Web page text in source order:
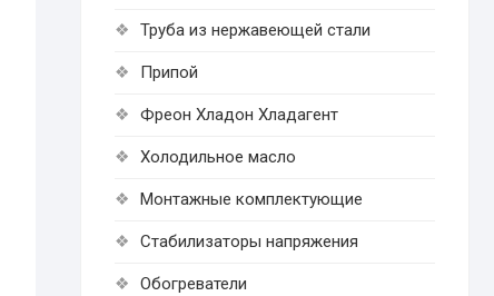
Труба из нержавеющей стали
Припой
Фреон Хладон Хладагент
Холодильное масло
Монтажные комплектующие
Стабилизаторы напряжения
Обогреватели